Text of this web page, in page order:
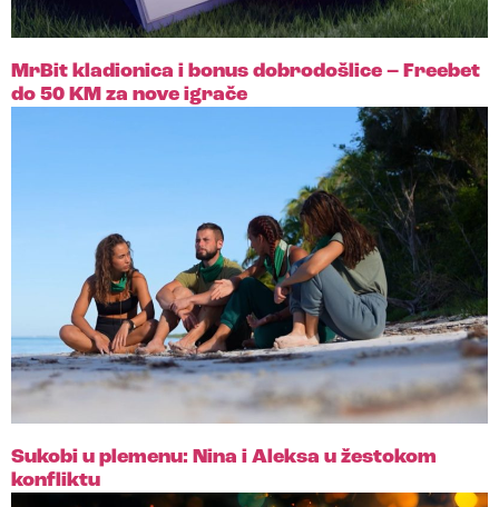
MrBit kladionica i bonus dobrodošlice – Freebet
do 50 KM za nove igrače
Sukobi u plemenu: Nina i Aleksa u žestokom
konfliktu